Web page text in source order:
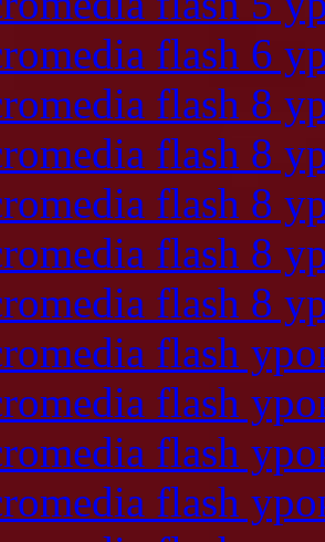
flash 6
flash 8
flash 8
flash 8
flash 8
flash 8
flash
flash
flash
flash